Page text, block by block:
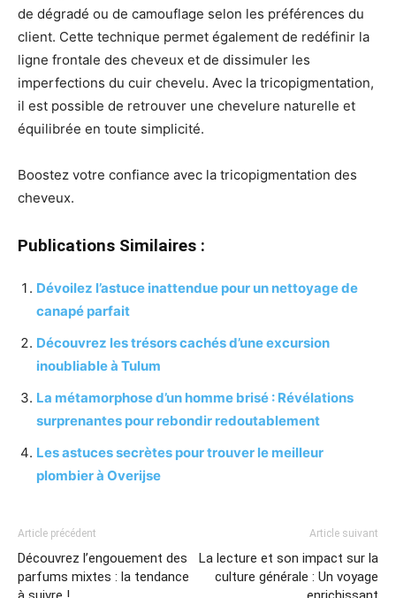
de dégradé ou de camouflage selon les préférences du
client. Cette technique permet également de redéfinir la
ligne frontale des cheveux et de dissimuler les
imperfections du cuir chevelu. Avec la tricopigmentation,
il est possible de retrouver une chevelure naturelle et
équilibrée en toute simplicité.
Boostez votre confiance avec la tricopigmentation des
cheveux.
Publications Similaires :
Dévoilez l’astuce inattendue pour un nettoyage de
canapé parfait
Découvrez les trésors cachés d’une excursion
inoubliable à Tulum
La métamorphose d’un homme brisé : Révélations
surprenantes pour rebondir redoutablement
Les astuces secrètes pour trouver le meilleur
plombier à Overijse
Article précédent
Découvrez l’engouement des
parfums mixtes : la tendance
Article suivant
La lecture et son impact sur la
culture générale : Un voyage